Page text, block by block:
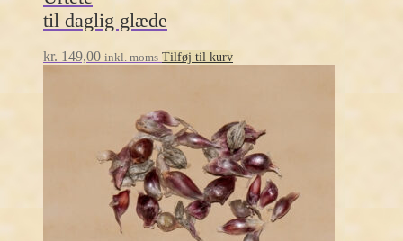
til daglig glæde
kr. 149,00 inkl. moms Tilføj til kurv